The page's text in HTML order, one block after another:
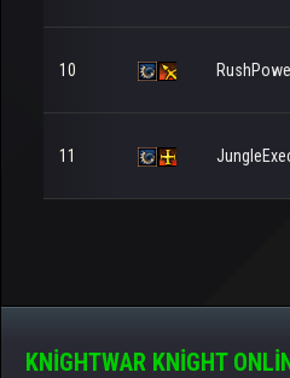
10
11
KNIGHTWAR KNIGHT